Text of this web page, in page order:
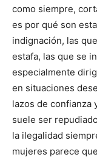
como siempre,
es por qué son
indignación, las
estafa, las que se
especialmente
en situaciones
lazos de confianza
suele ser
la ilegalidad
mujeres parece